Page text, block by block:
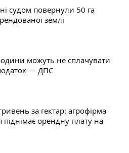
судом повернули 50 га
землі
можуть не сплачувати
— ДПС
за гектар: агрофірма
орендну плату на